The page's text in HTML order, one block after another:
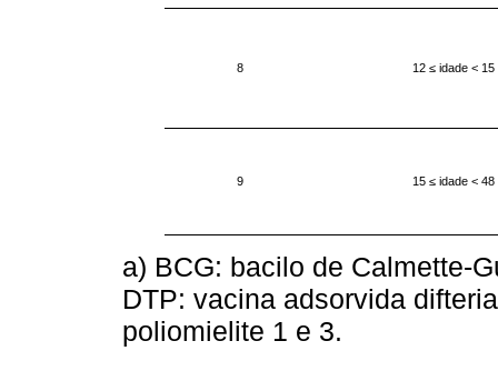
8 12 ≤ idade < 15
9 15 ≤ idade < 48
a) BCG: bacilo de Calmette-
DTP: vacina adsorvida
poliomielite 1 e 3.